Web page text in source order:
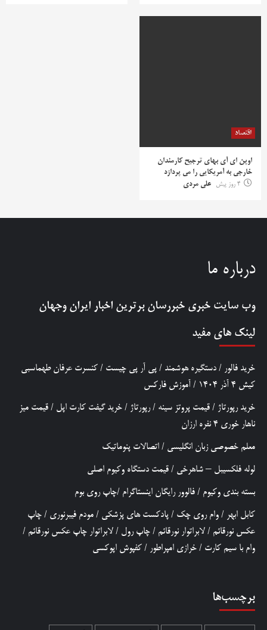
اقتصاد
اوپن ای آی بهای ترجیح کارمندان
خارجی به آمریکایی را می پردازد
4 روز پیش
علی مردی
درباره ما
وب سایت خبری خبررسان برترین اخبار ایران وجهان
لینک های مفید
خرید فالور / دستگیره هوشمند / پی آر پی چیست / کنسرت عرفان طهماسبی
کیش 4 آذر 1404
/ آموزش فارکس
خرید رپورتاژ / قیمت پروتز سینه /رپورتاژ / خرید گیفت کارت اپل / قیمت میز
ناهار خوری 4 نفره ارزان
معلم خصوصی زبان انگلیسی / اتصالات پنوماتیک
لوله فلکسیبل – شاهرخی / قیمت دستگاه وکیوم اصلی
بسته بندی وکیوم / فالوور رایگان اینستاگرام /چاپ روی بوم
کابل ابهر / وام روی چک / پادکست های پزشکی / مودم فیبرنوری / چاپ
عکس نورقائم / لابراتوار نورقائم / چاپ رول / لابراتوار چاپ عکس نورقائم /
وام با سیم کارت / خرازی امپراطور / کفپوش اپوکسی
برچسب‌ها